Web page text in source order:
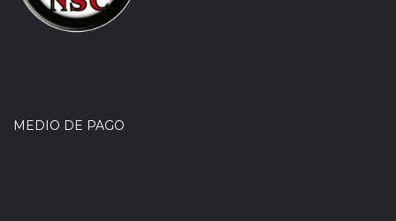
MEDIO DE PAGO